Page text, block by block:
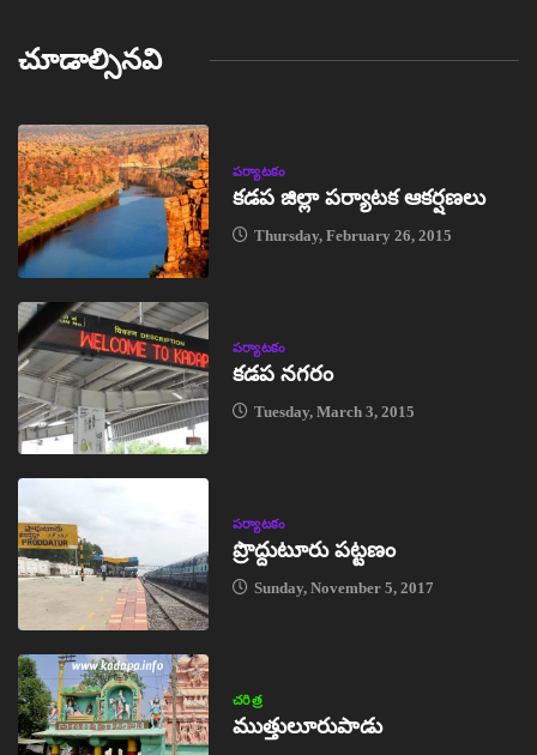
చూడాల్సినవి
పర్యాటకం
కడప జిల్లా పర్యాటక ఆకర్షణలు
Thursday, February 26, 2015
పర్యాటకం
కడప నగరం
Tuesday, March 3, 2015
పర్యాటకం
ప్రొద్దుటూరు పట్టణం
Sunday, November 5, 2017
చరిత్ర
ముత్తులూరుపాడు